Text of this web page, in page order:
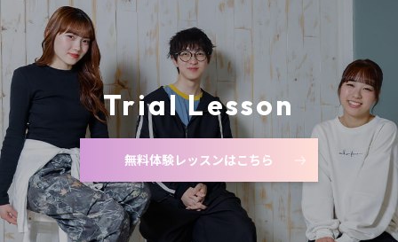
Trial Lesson
無料体験レッスンはこちら